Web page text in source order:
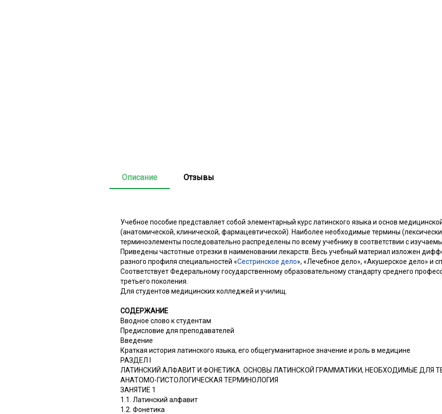
Описание Отзывы
Учебное пособие представляет собой элементарный курс латинского языка и основ
(анатомической, клинической, фармацевтической). Наиболее необходимые термины
терминоэлементы последовательно распределены по всему учебнику в соответствии с
Приведены частотные отрезки в наименовании лекарств. Весь учебный материал изложен
разного профиля специальностей «Сестринское дело», «Лечебное дело», «Акушерское дело» и
Соответствует Федеральному государственному образовательному стандарту среднего
третьего поколения.
Для студентов медицинских колледжей и училищ.
СОДЕРЖАНИЕ
Вводное слово к студентам
Предисловие для преподавателей
Введение
Краткая история латинского языка, его общегуманитарное значение и роль в медицине
РАЗДЕЛ I
ЛАТИНСКИЙ АЛФАВИТ И ФОНЕТИКА. ОСНОВЫ ЛАТИНСКОЙ ГРАММАТИКИ, НЕОБХОДИМЫЕ ДЛЯ
АНАТОМО-ГИСТОЛОГИЧЕСКАЯ ТЕРМИНОЛОГИЯ
ЗАНЯТИЕ 1
1.1. Латинский алфавит
1.2. Фонетика